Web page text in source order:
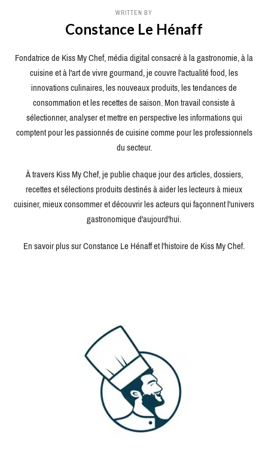
WRITTEN BY
Constance Le Hénaff
Fondatrice de Kiss My Chef, média digital consacré à la gastronomie, à la
cuisine et à l'art de vivre gourmand, je couvre l'actualité food, les
innovations culinaires, les nouveaux produits, les tendances de
consommation et les recettes de saison. Mon travail consiste à
sélectionner, analyser et mettre en perspective les informations qui
comptent pour les passionnés de cuisine comme pour les professionnels
du secteur.
À travers Kiss My Chef, je publie chaque jour des articles, dossiers,
recettes et sélections produits destinés à aider les lecteurs à mieux
cuisiner, mieux consommer et découvrir les acteurs qui façonnent l'univers
gastronomique d'aujourd'hui.
En savoir plus sur Constance Le Hénaff et l'histoire de Kiss My Chef.